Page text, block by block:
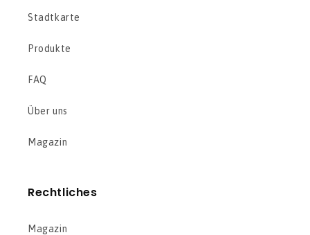
Stadtkarte
Produkte
FAQ
Über uns
Magazin
Rechtliches
Magazin